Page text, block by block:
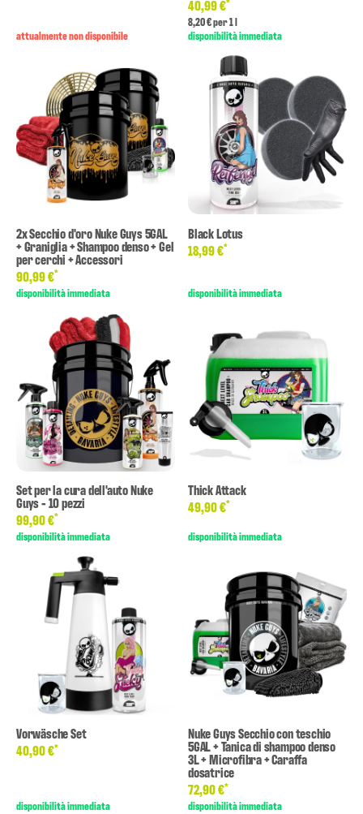
attualmente non disponibile
40,99 €
8,20 € per 1 l
disponibilità immediata
2x Secchio d'oro Nuke Guys 5GAL
+ Graniglia + Shampoo denso + Gel
per cerchi + Accessori
90,99 €*
disponibilità immediata
Black Lotus
18,99 €*
disponibilità immediata
Set per la cura dell'auto Nuke
Guys - 10 pezzi
99,90 €*
disponibilità immediata
Thick Attack
49,90 €*
disponibilità immediata
Vorwäsche Set
40,90 €*
disponibilità immediata
Nuke Guys Secchio con teschio
5GAL + Tanica di shampoo denso
3L + Microfibra + Caraffa
dosatrice
72,90 €*
disponibilità immediata